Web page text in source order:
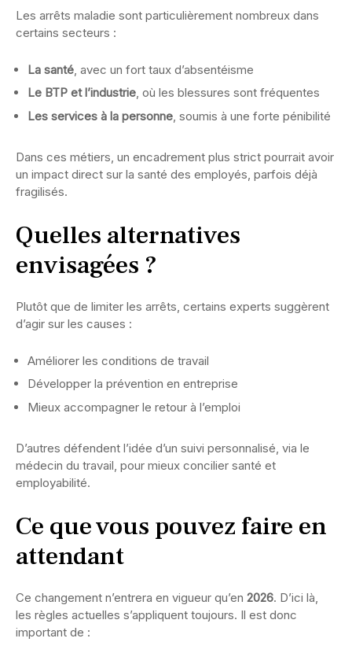
Les arrêts maladie sont particulièrement nombreux dans
certains secteurs :
La santé , avec un fort taux d’absentéisme
Le BTP et l’industrie, où les blessures sont fréquentes
Les services à la personne , soumis à une forte pénibilité
Dans ces métiers, un encadrement plus strict pourrait avoir
un impact direct sur la santé des employés, parfois déjà
fragilisés.
Quelles alternatives
envisagées ?
Plutôt que de limiter les arrêts, certains experts suggèrent
d’agir sur les causes :
Améliorer les conditions de travail
Développer la prévention en entreprise
Mieux accompagner le retour à l’emploi
D’autres défendent l’idée d’un suivi personnalisé, via le
médecin du travail, pour mieux concilier santé et
employabilité.
Ce que vous pouvez faire en
attendant
Ce changement n’entrera en vigueur qu’en 2026. D’ici là,
les règles actuelles s’appliquent toujours. Il est donc
important de :